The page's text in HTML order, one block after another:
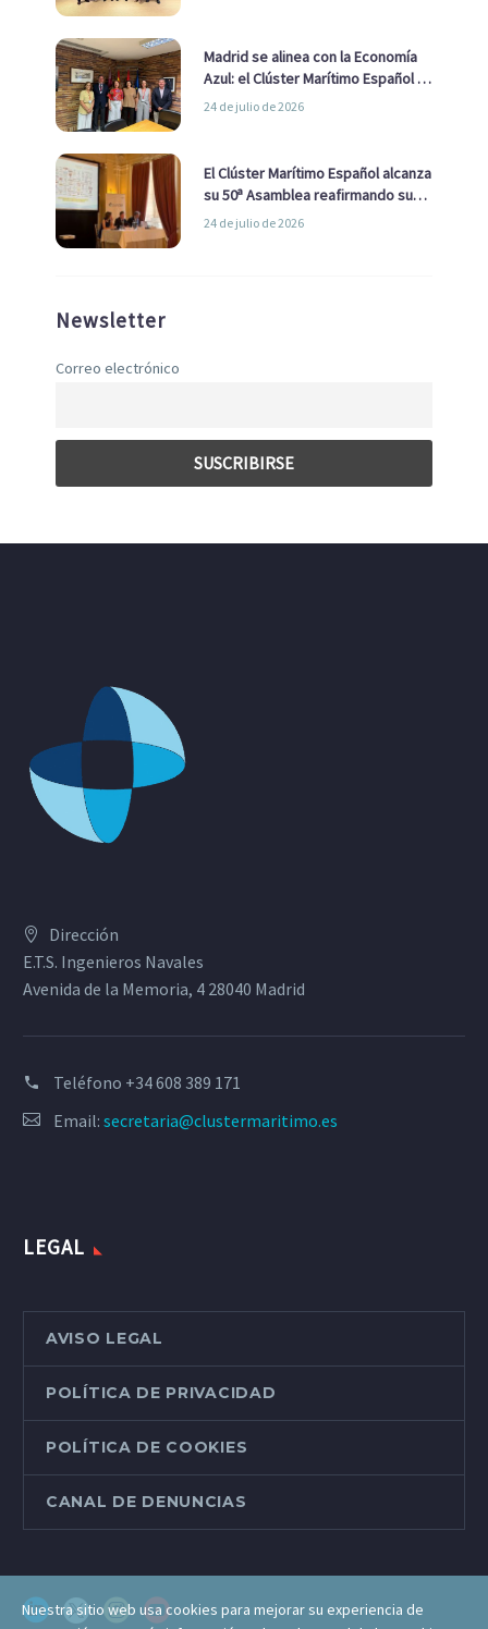
Madrid se alinea con la Economía
Azul: el Clúster Marítimo Español y
la Real Liga Naval avanzan alianzas
24 de julio de 2026
El Clúster Marítimo Español alcanza
su 50ª Asamblea reafirmando su
liderazgo en la Economía Azul
24 de julio de 2026
Newsletter
Correo electrónico
Dirección
E.T.S. Ingenieros Navales
Avenida de la Memoria, 4 28040 Madrid
Teléfono +34 608 389 171
Email: secretaria@clustermaritimo.es
LEGAL
AVISO LEGAL
POLÍTICA DE PRIVACIDAD
POLÍTICA DE COOKIES
CANAL DE DENUNCIAS
Nuestra sitio web usa cookies para mejorar su experiencia de